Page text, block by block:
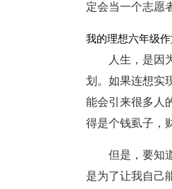
定会当一个志愿
我的理想六年级作
人生，是因
划。如果连想实
能会引来很多人
得是个钱虱子，
但是，要知
是为了让我自己